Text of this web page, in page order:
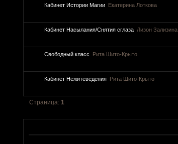
Кабинет Истории Магии
Екатерина Лоткова
Кабинет Насылания/Снятия сглаза
Лизон Зализина
Свободный класс
Рита Шито-Крыто
Кабинет Нежитеведения
Рита Шито-Крыто
Страница: 1